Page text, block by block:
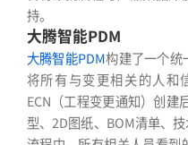
持。
大腾智能PDM
大腾智能PDM构建了一个统
将所有与变更相关的人
ECN（工程变更通知）创建
型、2D图纸、BOM清单、